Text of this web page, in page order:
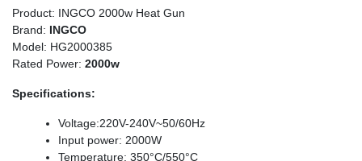
Product: INGCO 2000w Heat Gun
Brand: INGCO
Model: HG2000385
Rated Power: 2000w
Specifications:
Voltage:220V-240V~50/60Hz
Input power: 2000W
Temperature: 350°C/550°C